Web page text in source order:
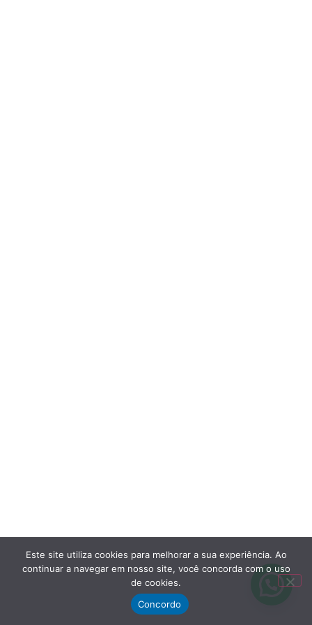
Este site utiliza cookies para melhorar a sua experiência. Ao
continuar a navegar em nosso site, você concorda com o uso
de cookies.
Concordo